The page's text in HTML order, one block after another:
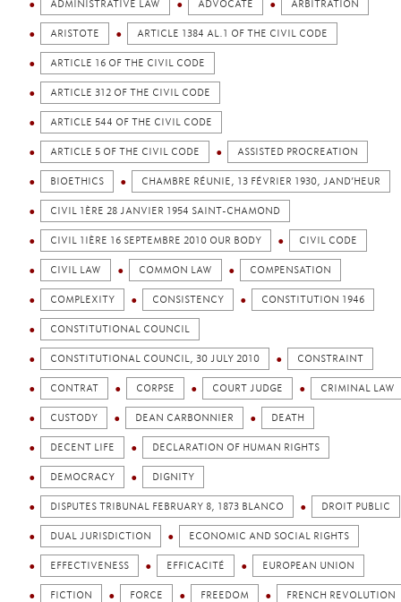
ADMINISTRATIVE LAW ADVOCATE ARBITRATION
ARISTOTE ARTICLE 1384 AL.1 OF THE CIVIL CODE
ARTICLE 16 OF THE CIVIL CODE
ARTICLE 312 OF THE CIVIL CODE
ARTICLE 544 OF THE CIVIL CODE
ARTICLE 5 OF THE CIVIL CODE ASSISTED PROCREATION
BIOETHICS CHAMBRE RÉUNIE, 13 FÉVRIER 1930, JAND’HEUR
CIVIL 1ÈRE 28 JANVIER 1954 SAINT-CHAMOND
CIVIL 1IÈRE 16 SEPTEMBRE 2010 OUR BODY CIVIL CODE
CIVIL LAW COMMON LAW COMPENSATION
COMPLEXITY CONSISTENCY CONSTITUTION 1946
CONSTITUTIONAL COUNCIL
CONSTITUTIONAL COUNCIL, 30 JULY 2010 CONSTRAINT
CONTRAT CORPSE COURT JUDGE CRIMINAL LAW
CUSTODY DEAN CARBONNIER DEATH
DECENT LIFE DECLARATION OF HUMAN RIGHTS
DEMOCRACY DIGNITY
DISPUTES TRIBUNAL FEBRUARY 8, 1873 BLANCO DROIT PUBLIC
DUAL JURISDICTION ECONOMIC AND SOCIAL RIGHTS
EFFECTIVENESS EFFICACITÉ EUROPEAN UNION
FICTION FORCE FREEDOM FRENCH REVOLUTION